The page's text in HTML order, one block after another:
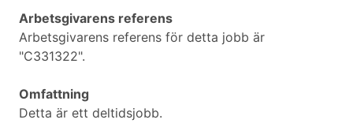
Arbetsgivarens referens
Arbetsgivarens referens för detta jobb är
"C331322".
Omfattning
Detta är ett deltidsjobb.